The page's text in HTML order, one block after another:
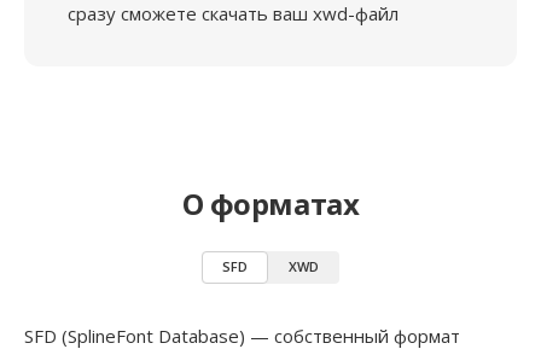
сразу сможете скачать ваш xwd-файл
О форматах
SFD XWD
SFD (SplineFont Database) — собственный формат